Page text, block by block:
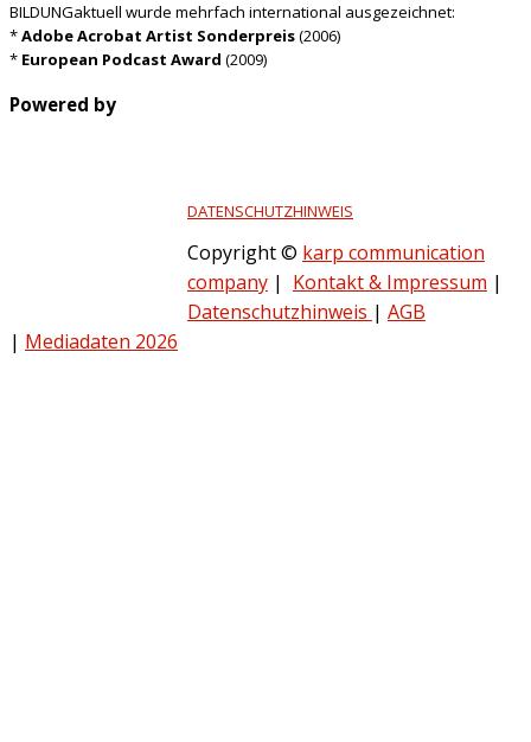
BILDUNGaktuell wurde mehrfach international ausgezeichnet:
*Adobe Acrobat Artist Sonderpreis(2006)
* European Podcast Award (2009)
Powered by
DATENSCHUTZHINWEIS
Copyright © karp communication
company | Kontakt & Impressum |
Datenschutzhinweis | AGB
| Mediadaten 2026